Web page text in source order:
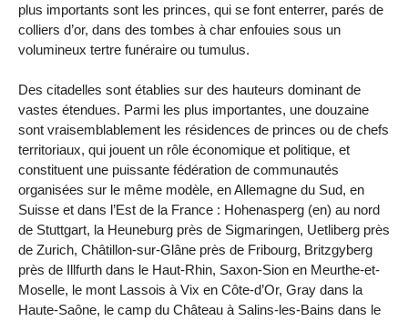
plus importants sont les princes, qui se font enterrer, parés de
colliers d’or, dans des tombes à char enfouies sous un
volumineux tertre funéraire ou tumulus.
Des citadelles sont établies sur des hauteurs dominant de
vastes étendues. Parmi les plus importantes, une douzaine
sont vraisemblablement les résidences de princes ou de chefs
territoriaux, qui jouent un rôle économique et politique, et
constituent une puissante fédération de communautés
organisées sur le même modèle, en Allemagne du Sud, en
Suisse et dans l’Est de la France : Hohenasperg (en) au nord
de Stuttgart, la Heuneburg près de Sigmaringen, Uetliberg près
de Zurich, Châtillon-sur-Glâne près de Fribourg, Britzgyberg
près de Illfurth dans le Haut-Rhin, Saxon-Sion en Meurthe-et-
Moselle, le mont Lassois à Vix en Côte-d’Or, Gray dans la
Haute-Saône, le camp du Château à Salins-les-Bains dans le